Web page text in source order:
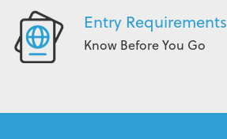
Entry Requirements
Know Before You Go